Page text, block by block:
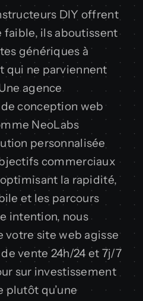
DIY offrent
faible, ils aboutissent
génériques à
qui ne parviennent
agence
conception web
NeoLabs
personnalisée
commerciaux
la rapidité,
et les parcours
intention, nous
votre site web agisse
vente 24h/24 et 7j/7
sur investissement
plutôt qu’une